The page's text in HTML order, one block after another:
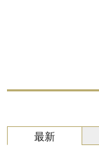
最新